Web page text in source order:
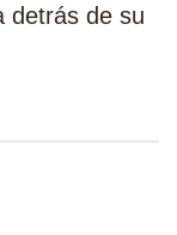
detrás de su